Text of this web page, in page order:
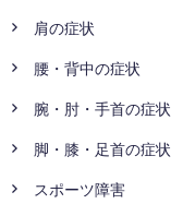
肩の症状
腰・背中の症状
腕・肘・手首の症状
脚・膝・足首の症状
スポーツ障害